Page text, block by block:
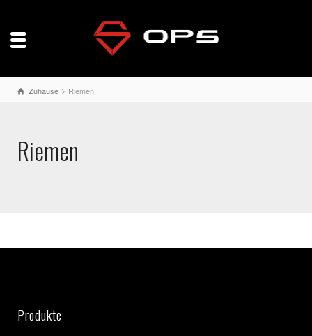
Zuhause Riemen
Riemen
Produkte